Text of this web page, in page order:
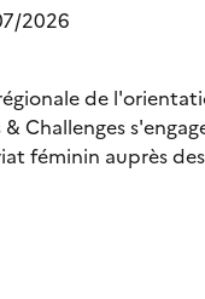
2026
de
Challenges
féminin auprès des